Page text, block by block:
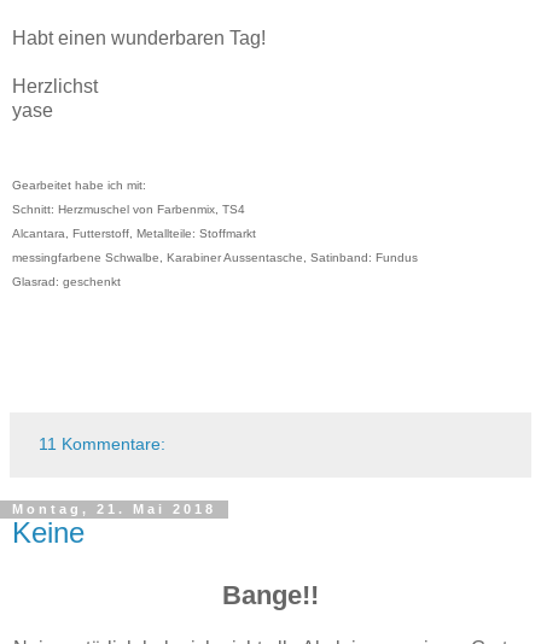
Habt einen wunderbaren Tag!
Herzlichst
yase
Gearbeitet habe ich mit:
Schnitt: Herzmuschel von Farbenmix, TS4
Alcantara, Futterstoff, Metallteile: Stoffmarkt
messingfarbene Schwalbe, Karabiner Aussentasche, Satinband: Fundus
Glasrad: geschenkt
11 Kommentare:
Montag, 21. Mai 2018
Keine
Bange!!